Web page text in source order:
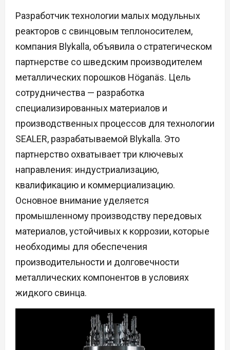
Разработчик технологии малых модульных
реакторов с свинцовым теплоносителем,
компания Blykalla, объявила о стратегическом
партнерстве со шведским производителем
металлических порошков Höganäs. Цель
сотрудничества — разработка
специализированных материалов и
производственных процессов для технологии
SEALER, разрабатываемой Blykalla. Это
партнерство охватывает три ключевых
направления: индустриализацию,
квалификацию и коммерциализацию.
Основное внимание уделяется
промышленному производству передовых
материалов, устойчивых к коррозии, которые
необходимы для обеспечения
производительности и долговечности
металлических компонентов в условиях
жидкого свинца.